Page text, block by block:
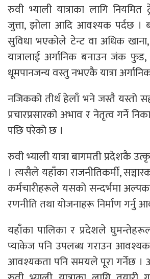
रुवी भ्याली यात्राका लागि
जुत्ता, झोला आदि आवश्यक पर्दछ ।
सुविधा भएकोले टेन्ट वा अधिक खाना,
यात्रालाई अर्गानिक बनाउन जंक फुड,
धूमपानजन्य वस्तु नभएकै यात्रा
नजिकको तीर्थ हेलाँ भने जस्तै यस्तो
प्रचारप्रसारको अभाव र नेतृत्व गर्ने
पछि परेको छ ।
रुवी भ्याली यात्रा बागमती प्रदेशकै
। त्यसैले यहाँका राजनीतिकर्मी,
कर्मचारीहरूले यसको सन्दर्भमा
रणनीति तथा योजनाहरू निर्माण गर्नु
यहाँका पालिका र प्रदेशले
प्याकेज पनि उपलब्ध गराउन
आवश्यकता पनि समयले पूरा गर्नेछ ।